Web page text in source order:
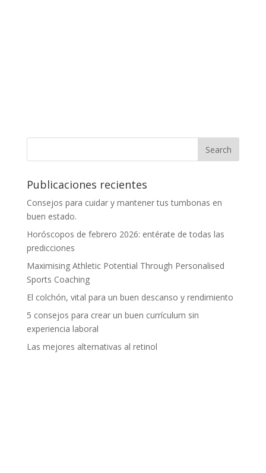
Publicaciones recientes
Consejos para cuidar y mantener tus tumbonas en
buen estado.
Horóscopos de febrero 2026: entérate de todas las
predicciones
Maximising Athletic Potential Through Personalised
Sports Coaching
El colchón, vital para un buen descanso y rendimiento
5 consejos para crear un buen currículum sin
experiencia laboral
Las mejores alternativas al retinol